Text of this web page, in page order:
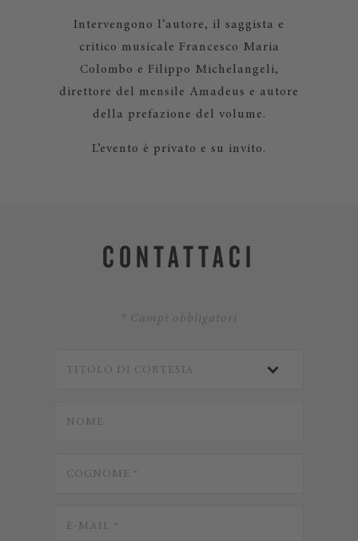
Intervengono l’autore, il saggista e
critico musicale Francesco Maria
Colombo e Filippo Michelangeli,
direttore del mensile Amadeus e autore
della prefazione del volume.
L’evento è privato e su invito.
CONTATTACI
* Campi obbligatori